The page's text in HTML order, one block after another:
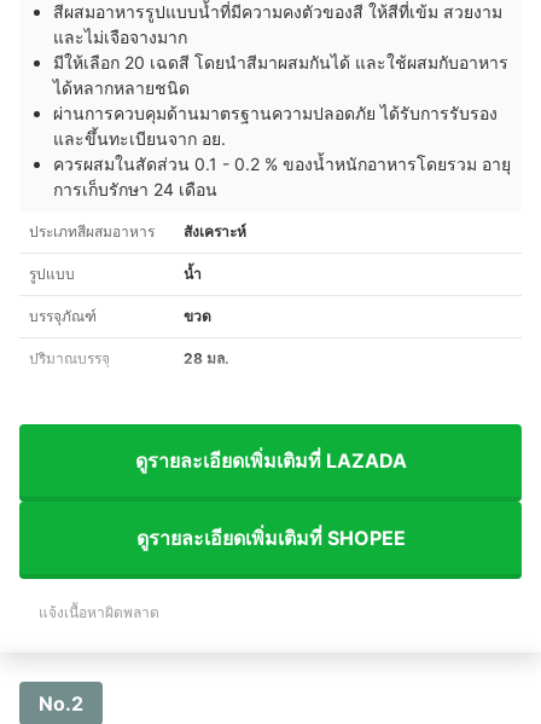
สีผสมอาหารรูปแบบน้ำที่มีความคงตัวของสี ให้สีที่เข้ม สวยงาม
และไม่เจือจางมาก
มีให้เลือก 20 เฉดสี โดยนำสีมาผสมกันได้ และใช้ผสมกับอาหาร
ได้หลากหลายชนิด
ผ่านการควบคุมด้านมาตรฐานความปลอดภัย ได้รับการรับรอง
และขึ้นทะเบียนจาก อย.
ควรผสมในสัดส่วน 0.1 - 0.2 % ของน้ำหนักอาหารโดยรวม อายุ
การเก็บรักษา 24 เดือน
ประเภทสีผสมอาหาร สังเคราะห์
รูปแบบ น้ำ
บรรจุภัณฑ์ ขวด
ปริมาณบรรจุ 28 มล.
ดูรายละเอียดเพิ่มเติมที่ LAZADA
ดูรายละเอียดเพิ่มเติมที่ SHOPEE
แจ้งเนื้อหาผิดพลาด
No.2